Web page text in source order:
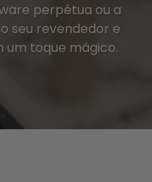
perpétua ou a
seu revendedor e
toque mágico.